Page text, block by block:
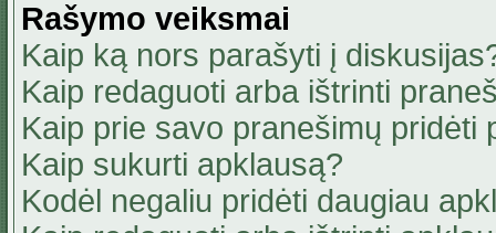
Rašymo veiksmai
Kaip ką nors parašyti į
Kaip redaguoti arba ištrinti
Kaip prie savo pranešimų pridėti
Kaip sukurti apklausą?
Kodėl negaliu pridėti daugiau